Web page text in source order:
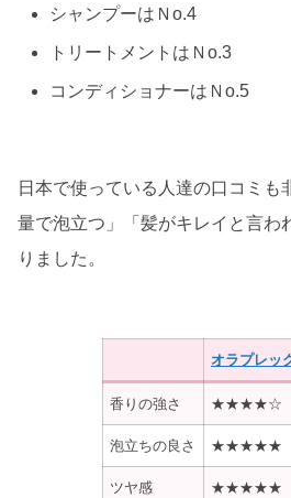
シャンプーはＮo.4
トリートメントはＮo.3
コンディショナーはＮo.5
日本で使っている人達の口コミも
量で泡立つ」「髪がキレイと言わ
りました。
オラプレッ
香りの強さ ★★★★☆
泡立ちの良さ ★★★★★
ツヤ感 ★★★★★